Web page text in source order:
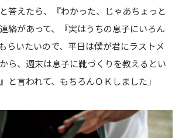
答えたら、『わかった、じゃあちょっと
絡があって、『実はうちの息子にいろん
らいたいので、平日は僕が君にラストメ
ら、週末は息子に靴づくりを教えるとい
と言われて、もちろんＯＫしました」